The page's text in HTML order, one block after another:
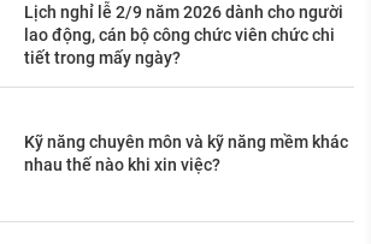
Lịch nghỉ lễ 2/9 năm 2026 dành cho người
lao động, cán bộ công chức viên chức chi
tiết trong mấy ngày?
Kỹ năng chuyên môn và kỹ năng mềm khác
nhau thế nào khi xin việc?